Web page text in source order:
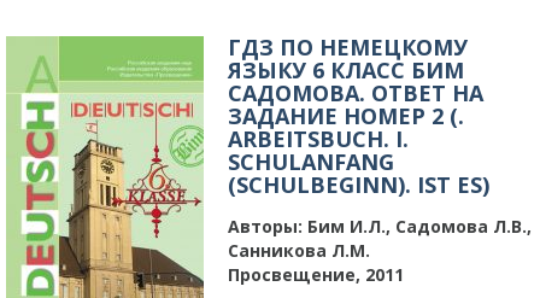
ГДЗ ПО НЕМЕЦКОМУ
ЯЗЫКУ 6 КЛАСС БИМ
САДОМОВА. ОТВЕТ НА
ЗАДАНИЕ НОМЕР 2 (.
ARBEITSBUCH. I.
SCHULANFANG
(SCHULBEGINN). IST ES)
Авторы: Бим И.Л., Садомова Л.В.,
Санникова Л.М.
Просвещение, 2011